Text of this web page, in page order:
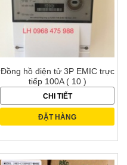
Đồng hồ điện tử 3P EMIC trực
tiếp 100A ( 10 )
CHI TIẾT
ĐẶT HÀNG